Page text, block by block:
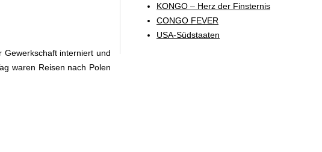
interniert und
waren Reisen nach Polen
KONGO – Herz der Finsternis
CONGO FEVER
USA-Südstaaten